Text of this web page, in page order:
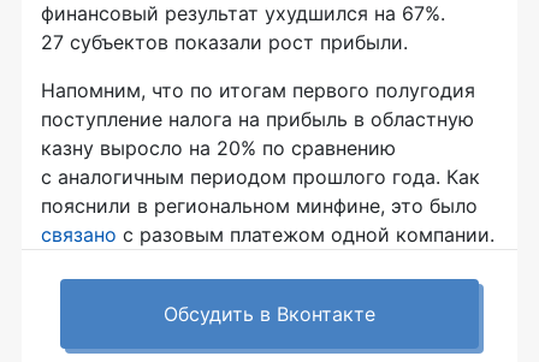
финансовый результат ухудшился на 67%.
27 субъектов показали рост прибыли.
Напомним, что по итогам первого полугодия
поступление налога на прибыль в областную
казну выросло на 20% по сравнению
с аналогичным периодом прошлого года. Как
пояснили в региональном минфине, это было
связано с разовым платежом одной компании.
Обсудить в Вконтакте